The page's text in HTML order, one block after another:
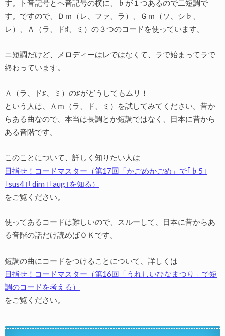
す。ト音記号とヘ音記号の横に、♭が１つあるので二短調で
す。ですので、Ｄｍ（レ、ファ、ラ）、Ｇｍ（ソ、シ♭、
レ）、Ａ（ラ、ド♯、ミ）の３つのコードを使っています。
ニ短調だけど、メロディーはレではなくて、ラで始まってラで
終わっています。
Ａ（ラ、ド♯、ミ）の♯がどうしてもムリ！
という人は、Ａｍ（ラ、ド、ミ）を試してみてください。昔か
らある曲なので、本当は長調とか短調ではなく、日本に昔から
ある音階です。
このことについて、詳しく知りたい人は
目指せ！コードマスター（第17回「かごめかごめ」で｢♭5｣
｢sus4｣｢dim｣｢aug｣を知る）
をご覧ください。
使ってあるコードは難しいので、スルーして、日本に昔からあ
る音階の話だけ読めばＯＫです。
短調の曲にコードをつけることについて、詳しくは
目指せ！コードマスター（第16回「うれしいひなまつり」で短
調のコードを考える）
をご覧ください。